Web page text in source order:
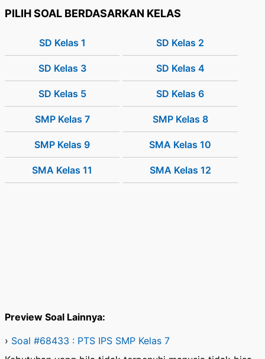
PILIH SOAL BERDASARKAN KELAS
SD Kelas 1 SD Kelas 2
SD Kelas 3 SD Kelas 4
SD Kelas 5 SD Kelas 6
SMP Kelas 7 SMP Kelas 8
SMP Kelas 9 SMA Kelas 10
SMA Kelas 11 SMA Kelas 12
Preview Soal Lainnya:
› Soal #68433 : PTS IPS SMP Kelas 7